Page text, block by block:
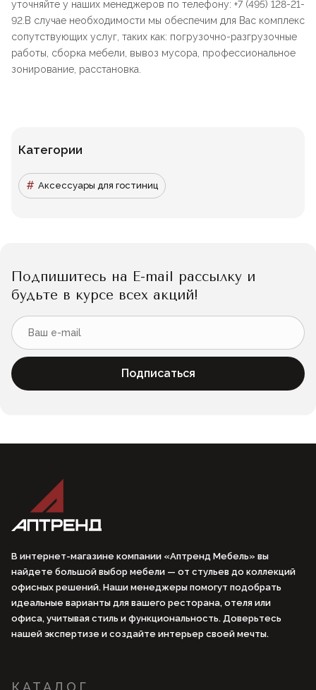
уточняйте у наших менеджеров по телефону: +7 (495) 128-21-
92.В случае необходимости мы обеспечим для Вас комплекс
сопутствующих услуг, таких как: погрузочно-разгрузочные
работы, сборка мебели, вывоз мусора, профессиональное
зонирование, расстановка.
Категории
Аксессуары для гостиниц
Подпишитесь на E-mail рассылку и
будьте в курсе всех акций!
Подписаться
В интернет-магазине компании «Аптренд Мебель» вы
найдете большой выбор мебели — от стульев до коллекций
офисных решений. Наши менеджеры помогут подобрать
идеальные варианты для вашего ресторана, отеля или
офиса, учитывая стиль и функциональность. Доверьтесь
нашей экспертизе и создайте интерьер своей мечты.